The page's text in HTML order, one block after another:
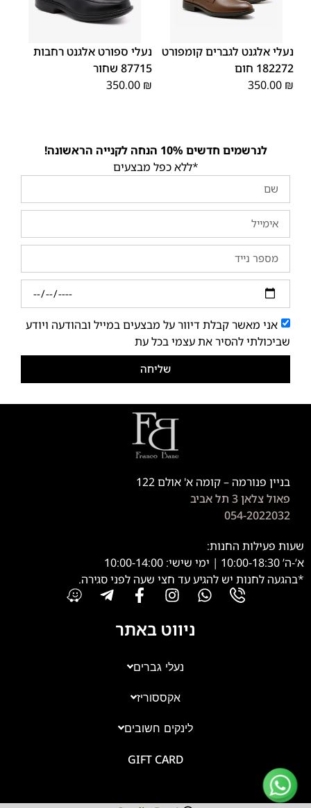
נעלי אלגנט לגברים קומפורט
182272 חום
350.00 ₪
40
41
נעלי ספורט אלגנט רחבות
87715 שחור
350.00 ₪
לנרשמים חדשים 10% הנחה לקנייה הראשונה!
*ללא כפל מבצעים
אני מאשר קבלת דיוור על מבצעים במייל ובהודעה ויודע
שביכולתי להסיר את עצמי בכל עת
שליחה
בניין פנורמה – קומה א' אולם 122
פאול צלאן 3 תל אביב
054-2022032
שעות פעילות החנות:
א’-ה’ 10:00-18:30 | ימי שישי: 10:00-14:00
*בהגעה לחנות יש להגיע עד חצי שעה לפני סגירה.
ניווט באתר
נעלי גברים
אקססוריז
לינקים חשובים
GIFT CARD